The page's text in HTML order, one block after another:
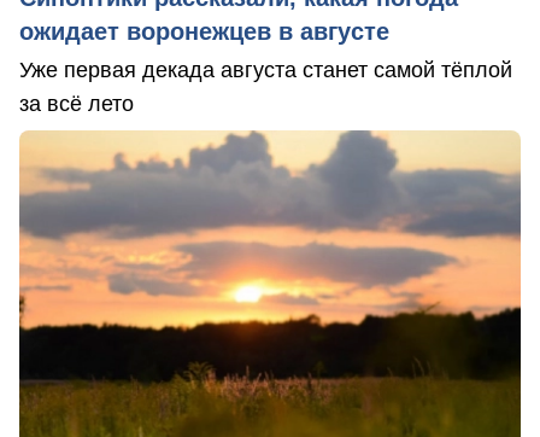
ожидает воронежцев в августе
Уже первая декада августа станет самой тёплой
за всё лето